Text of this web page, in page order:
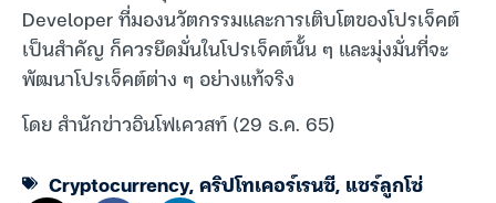
Developer ที่มองนวัตกรรมและการเติบโตของโปรเจ็คต์
เป็นสำคัญ ก็ควรยึดมั่นในโปรเจ็คต์นั้น ๆ และมุ่งมั่นที่จะ
พัฒนาโปรเจ็คต์ต่าง ๆ อย่างแท้จริง
โดย สำนักข่าวอินโฟเควสท์ (29 ธ.ค. 65)
Cryptocurrency,คริปโทเคอร์เรนซี, แชร์ลูกโซ่